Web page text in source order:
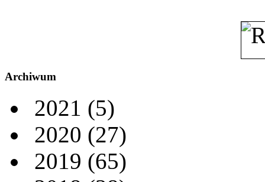
Archiwum
2021 (5)
2020 (27)
2019 (65)